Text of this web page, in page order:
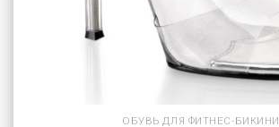
ОБУВЬ ДЛЯ ФИТНЕС-БИКИНИ